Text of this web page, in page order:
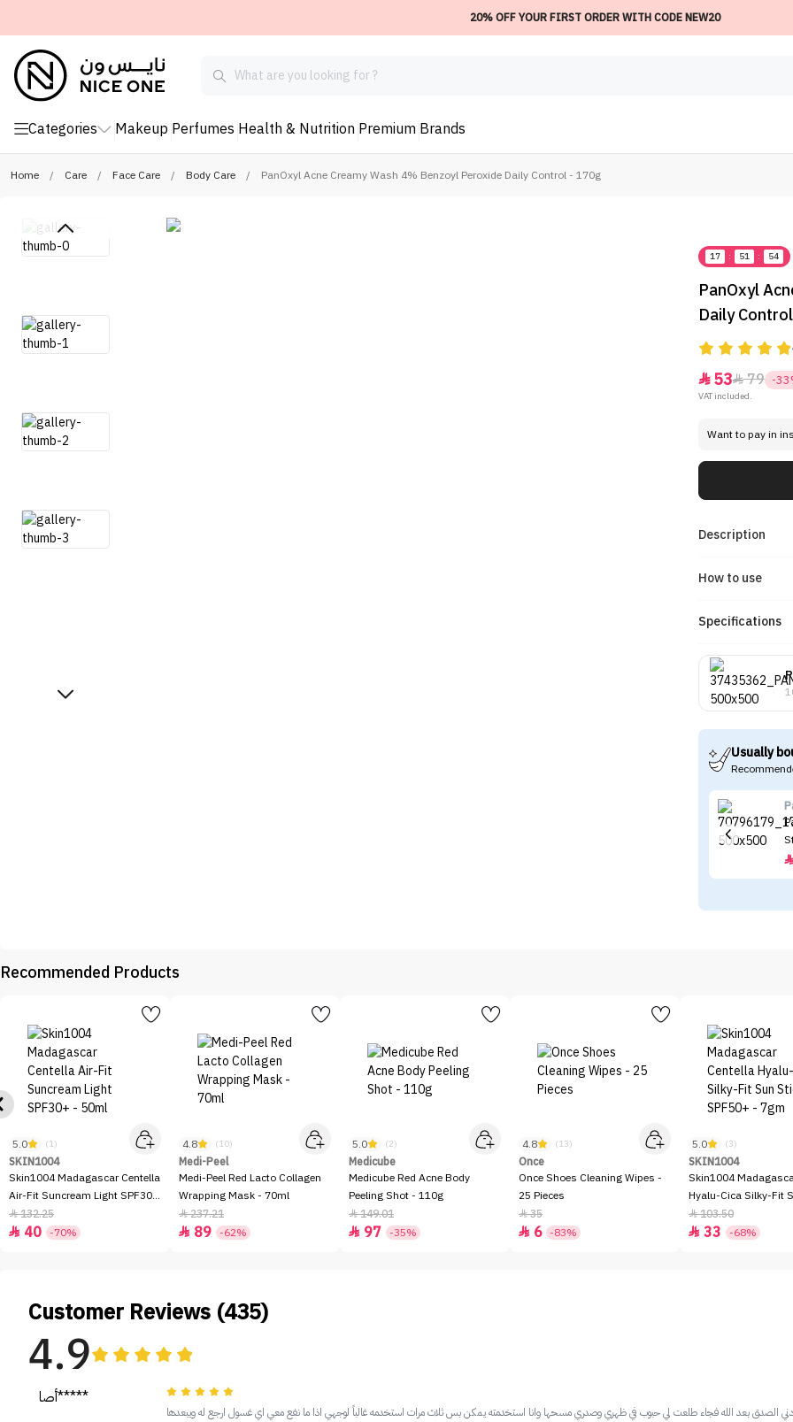
20% OFF YOUR FIRST ORDER WITH CODE NEW20
Categories Makeup Perfumes Health & Nutrition Premium Brands
Home / Care / Face Care / Body Care / PanOxyl Acne Creamy Wash 4% Benzoyl Peroxide Daily Control - 170g
17 : 51 : 54
PanOxyl
Daily
5379 -
VAT included.
Want to pay in
Description
How to use
Specifications
Usually

Recommended Products
5.0 (1)
SKIN1004
Skin1004 Madagascar Centella
Air-Fit Suncream Light SPF30+
- 50ml
132.25
 40 -70%
4.8 (10)
Medi-Peel
Medi-Peel Red Lacto Collagen
Wrapping Mask - 70ml
237.21
 89 -62%
5.0 (2)
Medicube
Medicube Red Acne Body
Peeling Shot - 110g
149.01
 97 -35%
4.8 (13)
Once
Once Shoes Cleaning Wipes -
25 Pieces
35
 6 -83%
5.0 (3)
SKIN1004
Skin1004
Hyalu-Cica Silky-Fit
SPF50+ - 7gm
103.50
 33 -68%
Customer Reviews (435)
4.9
أصا*****
الصدق بعد الله فجاء طلعت لي حبوب في ظهري وصدري مسحها وانا استخدمته يمكن بس ثلاث مرات استخدمه غالباً لوجهي اذا ما نفع معي اي غسول ارجع له ويبعدها